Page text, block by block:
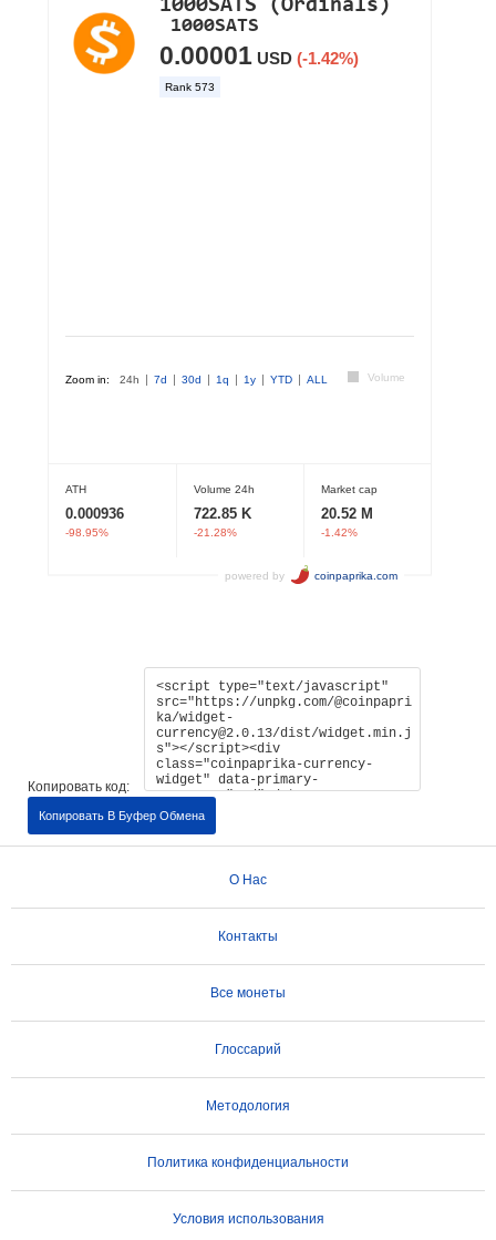
Копировать код:
Копировать В Буфер Обмена
О Нас
Контакты
Все монеты
Глоссарий
Методология
Политика конфиденциальности
Условия использования